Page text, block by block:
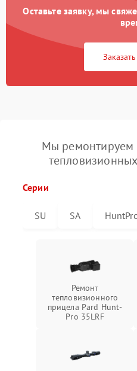
Оставьте заявку, мы
Мы ремонтируем
Серии
SU SA
Ремонт
тепловизионного
прицела Pard Hunt-
Pro 35LRF